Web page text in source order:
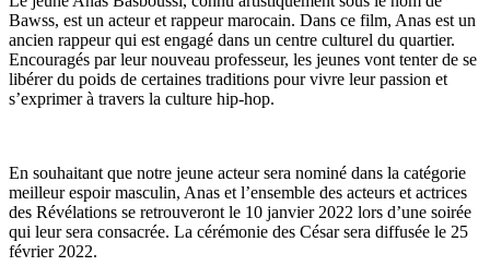
Bawss, est un acteur et rappeur marocain. Dans ce film, Anas est un
ancien rappeur qui est engagé dans un centre culturel du quartier.
Encouragés par leur nouveau professeur, les jeunes vont tenter de se
libérer du poids de certaines traditions pour vivre leur passion et
s’exprimer à travers la culture hip-hop.
En souhaitant que notre jeune acteur sera nominé dans la catégorie
meilleur espoir masculin, Anas et l’ensemble des acteurs et actrices
des Révélations se retrouveront le 10 janvier 2022 lors d’une soirée
qui leur sera consacrée. La cérémonie des César sera diffusée le 25
février 2022.